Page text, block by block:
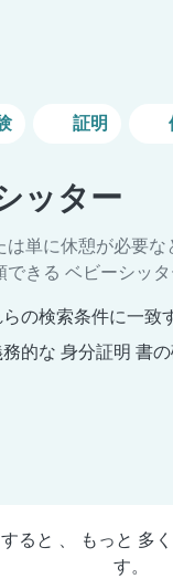
証明
ッター
単に休憩が必要
きる ベビーシッタ
の検索条件に一致
的な 身分証明 書
ると 、 もっと 多
す。